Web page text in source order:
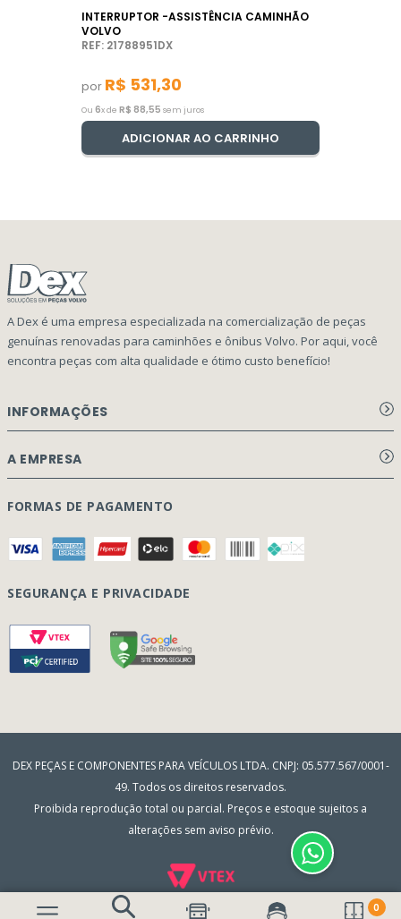
0
INTERRUPTOR -ASSISTÊNCIA CAMINHÃO
VOLVO
REF: 21788951DX
por R$ 531,30
Ou 6x de R$ 88,55 sem juros
ADICIONAR AO CARRINHO
A Dex é uma empresa especializada na comercialização de peças
genuínas renovadas para caminhões e ônibus Volvo. Por aqui, você
encontra peças com alta qualidade e ótimo custo benefício!
INFORMAÇÕES
Aviso de privacidade Dex Peças
Perguntas Frequentes
Formulário Garantia/Devolução
Rastreamento de pedidos
Vendas: (41) 3317-7470
A EMPRESA
Página Principal
Quem Somos
Contato
Blog
FORMAS DE PAGAMENTO
SEGURANÇA E PRIVACIDADE
DEX PEÇAS E COMPONENTES PARA VEÍCULOS LTDA. CNPJ: 05.577.567/0001-
49. Todos os direitos reservados.
Proibida reprodução total ou parcial. Preços e estoque sujeitos a
alterações sem aviso prévio.